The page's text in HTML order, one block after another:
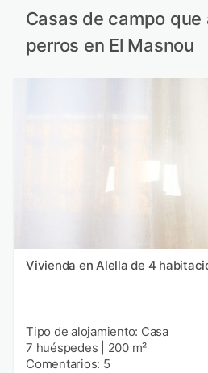
Casas de campo que
perros en El Masnou
Vivienda en Alella de 4
Tipo de alojamiento: Casa
7 huéspedes
200 m²
Comentarios: 5